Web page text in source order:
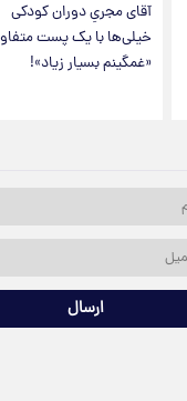
آقای مجریِ دوران کودکی
خیلی‌ها با یک پست
«غمگینم بسیار زیاد»!
ارسال